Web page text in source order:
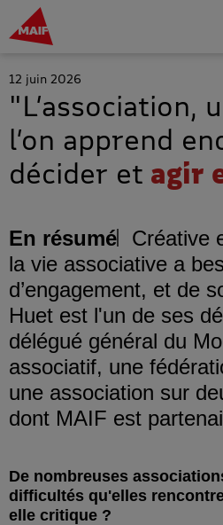
MAIF Entreprise - Allez
12 juin 2026
"L’association,
l’on apprend
décider et agir
En résumé
Créative
la vie associative a
d’engagement, et de
Huet est l'un de ses
délégué général du
associatif, une
une association sur
dont MAIF est
De nombreuses
difficultés qu'elles
elle critique ?